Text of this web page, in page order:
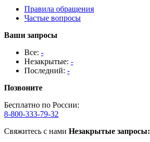
Правила обращения
Частые вопросы
Ваши запросы
Все: -
Незакрытые: -
Последний: -
Позвоните
Бесплатно по России:
8-800-333-79-32
Свяжитесь с нами Незакрытые запросы: